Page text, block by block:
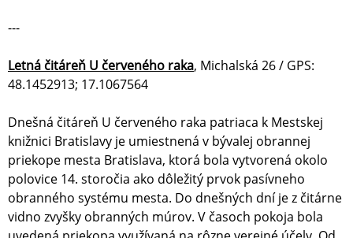
---
Letná čitáreň U červeného raka, Michalská 26 / GPS:
48.1452913; 17.1067564
Dnešná čitáreň U červeného raka patriaca k Mestskej
knižnici Bratislavy je umiestnená v bývalej obrannej
priekope mesta Bratislava, ktorá bola vytvorená okolo
polovice 14. storočia ako dôležitý prvok pasívneho
obranného systému mesta. Do dnešných dní je z čitárne
vidno zvyšky obranných múrov. V časoch pokoja bola